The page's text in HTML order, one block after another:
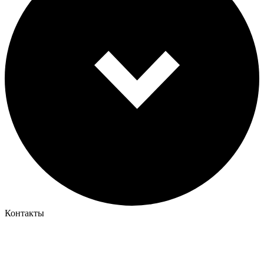
Контакты